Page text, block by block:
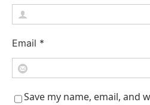
Email *
Save my name, email, and